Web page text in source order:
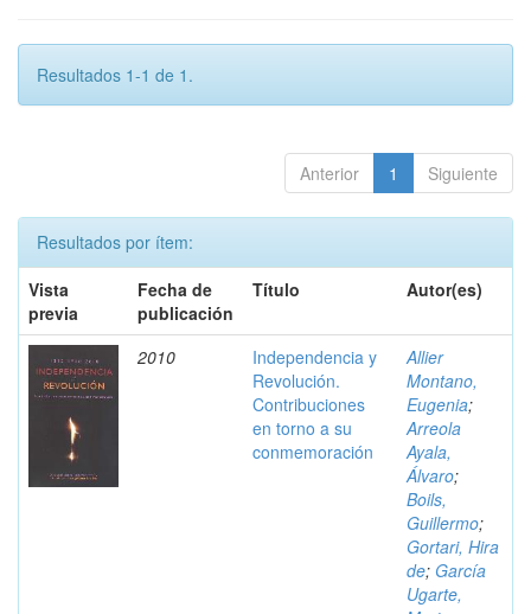
Resultados 1-1 de 1.
Anterior 1 Siguiente
Resultados por ítem:
Vista
previa
Fecha de
publicación
Título Autor(es)
2010
Independencia y
Revolución.
Contribuciones
en torno a su
conmemoración
Allier
Montano,
Eugenia;
Arreola
Ayala,
Álvaro;
Boils,
Guillermo;
Gortari, Hira
de; García
Ugarte,